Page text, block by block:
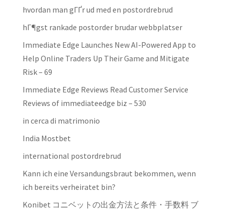
hvordan man gГҐr ud med en postordrebrud
hГ¶gst rankade postorder brudar webbplatser
Immediate Edge Launches New AI-Powered App to
Help Online Traders Up Their Game and Mitigate
Risk – 69
Immediate Edge Reviews Read Customer Service
Reviews of immediateedge biz – 530
in cerca di matrimonio
India Mostbet
international postordrebrud
Kann ich eine Versandungsbraut bekommen, wenn
ich bereits verheiratet bin?
Konibet コニベットの出金方法と条件・手数料 ブ